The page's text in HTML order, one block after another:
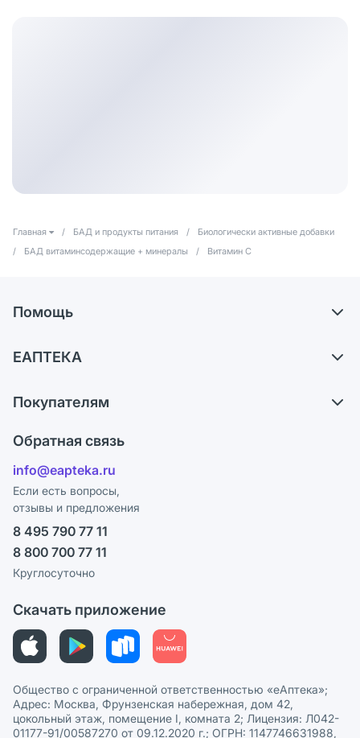
Главная / БАД и продукты питания /
Биологически активные добавки
/
БАД витаминсодержащие + минералы / Витамин С
Помощь
Обмен и возврат
Блог
ЕАПТЕКА
Карьера
Поставщики
Лицензия
Реклама на сайте
Ваши товары на ЕАПТЕКЕ
СМИ о нас
Покупателям
Программа СберСпасибо
Политика конфиденциальности
Пользовательское соглашение
Политика рекомендаций
Политика в отношении обработки персональных данных
Обратная связь
info@eapteka.ru
Если есть вопросы,
отзывы и предложения
8 495 790 77 11
8 800 700 77 11
Круглосуточно
Скачать приложение
Общество с ограниченной ответственностью «еАптека»;
Адрес: Москва, Фрунзенская набережная, дом 42,
цокольный этаж, помещение I, комната 2; Лицензия: Л042-
01177-91/00587270 от 09.12.2020 г.; ОГРН: 1147746631988,